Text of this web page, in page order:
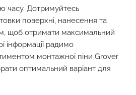
часу. Дотримуйтесь
поверхні, нанесення та
щоб отримати максимальний
інформації радимо
монтажної піни Grover
оптимальний варіант для